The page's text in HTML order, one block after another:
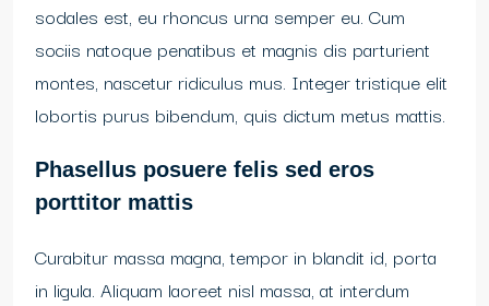
sodales est, eu rhoncus urna semper eu. Cum
sociis natoque penatibus et magnis dis parturient
montes, nascetur ridiculus mus. Integer tristique elit
lobortis purus bibendum, quis dictum metus mattis.
Phasellus posuere felis sed eros
porttitor mattis
Curabitur massa magna, tempor in blandit id, porta
in ligula. Aliquam laoreet nisl massa, at interdum